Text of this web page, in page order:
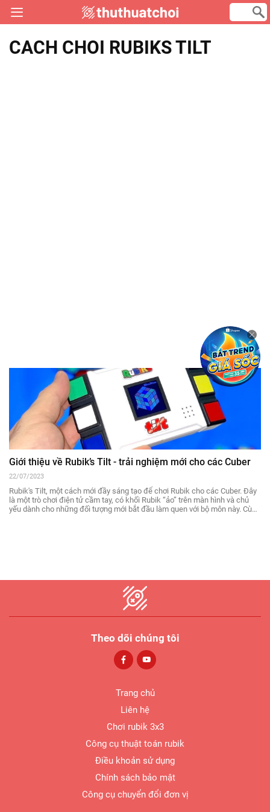
CACH CHOI RUBIKS TILT
Giới thiệu về Rubik’s Tilt - trải nghiệm mới cho các Cuber
22/07/2023
Rubik's Tilt, một cách mới đầy sáng tạo để chơi Rubik cho các Cuber. Đây
là một trò chơi điện tử cầm tay, có khối Rubik “ảo” trên màn hình và chủ
yếu dành cho những đối tượng mới bắt đầu làm quen với bộ môn này. Cùng
Theo dõi chúng tôi
Trang chủ
Liên hệ
Chơi rubik 3x3
Công cụ thuật toán rubik
Điều khoản sử dụng
Chính sách bảo mật
Công cụ chuyển đổi đơn vị